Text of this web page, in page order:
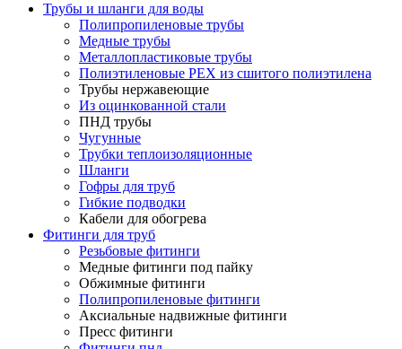
Трубы и шланги для воды
Полипропиленовые трубы
Медные трубы
Металлопластиковые трубы
Полиэтиленовые PEX из сшитого полиэтилена
Трубы нержавеющие
Из оцинкованной стали
ПНД трубы
Чугунные
Трубки теплоизоляционные
Шланги
Гофры для труб
Гибкие подводки
Кабели для обогрева
Фитинги для труб
Резьбовые фитинги
Медные фитинги под пайку
Обжимные фитинги
Полипропиленовые фитинги
Аксиальные надвижные фитинги
Пресс фитинги